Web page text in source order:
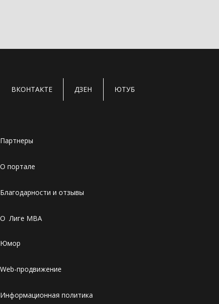
ВКОНТАКТЕ ДЗЕН ЮТУБ
Партнеры
О портале
Благодарности и отзывы
О Лиге MBA
Юмор
Web-продвижение
Информационная политика